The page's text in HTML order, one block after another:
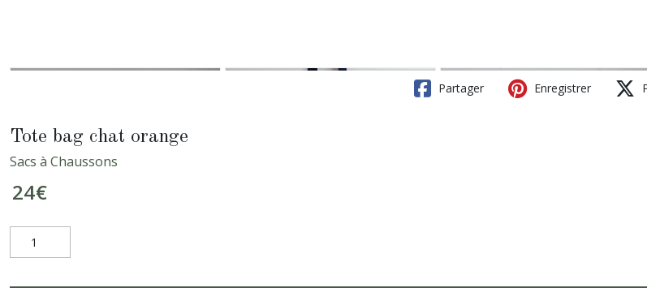
Partager Enregistrer
Tote bag chat orange
Sacs à Chaussons
24€